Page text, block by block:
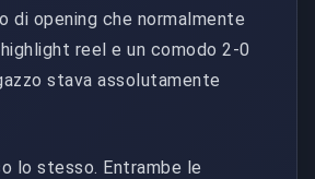
di opening che normalmente
reel e un comodo 2-0
stava assolutamente
lo stesso. Entrambe le